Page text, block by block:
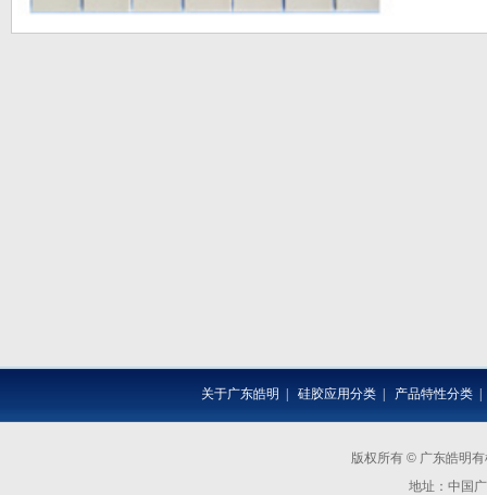
关于广东皓明 硅胶应用分类| 产品特性分类
版权所有 © 广东皓明
地址：中国